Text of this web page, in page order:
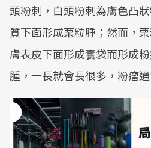
頭粉刺，白頭粉刺為膚色凸
質下面形成栗粒腫；然而，
膚表皮下面形成囊袋而形成
腫，一長就會長很多，粉瘤